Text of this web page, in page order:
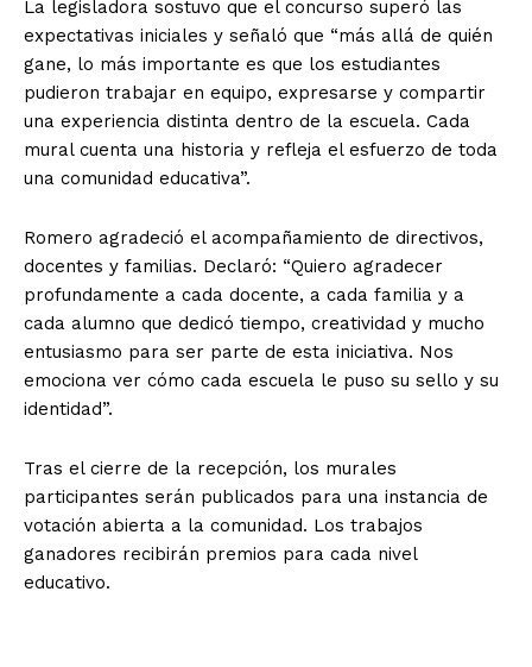
La legisladora sostuvo que el concurso superó las
expectativas iniciales y señaló que “más allá de quién
gane, lo más importante es que los estudiantes
pudieron trabajar en equipo, expresarse y compartir
una experiencia distinta dentro de la escuela. Cada
mural cuenta una historia y refleja el esfuerzo de toda
una comunidad educativa”.
Romero agradeció el acompañamiento de directivos,
docentes y familias. Declaró: “Quiero agradecer
profundamente a cada docente, a cada familia y a
cada alumno que dedicó tiempo, creatividad y mucho
entusiasmo para ser parte de esta iniciativa. Nos
emociona ver cómo cada escuela le puso su sello y su
identidad”.
Tras el cierre de la recepción, los murales
participantes serán publicados para una instancia de
votación abierta a la comunidad. Los trabajos
ganadores recibirán premios para cada nivel
educativo.